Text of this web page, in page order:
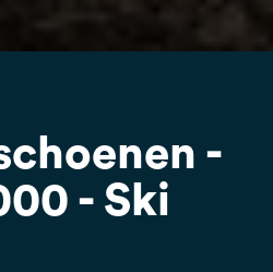
-
- Ski